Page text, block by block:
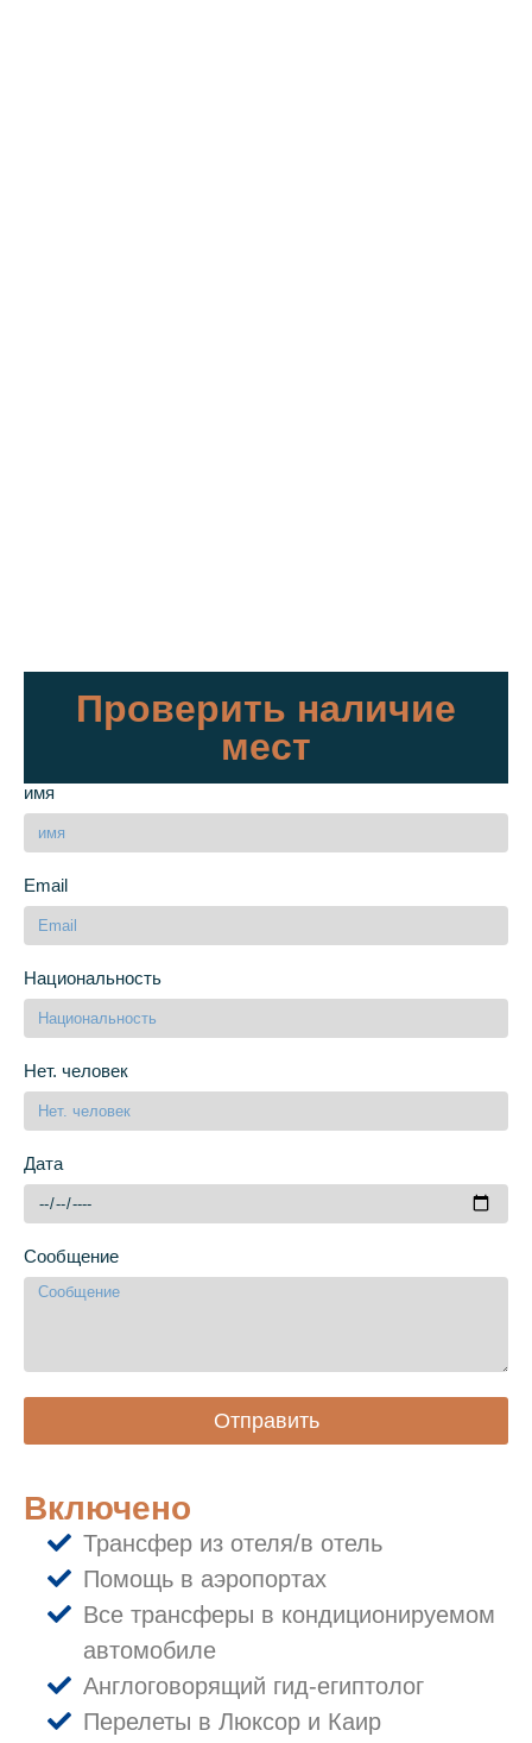
Проверить наличие
мест
имя
Email
Национальность
Нет. человек
Дата
Сообщение
Отправить
Включено
Трансфер из отеля/в отель
Помощь в аэропортах
Все трансферы в кондиционируемом
автомобиле
Англоговорящий гид-египтолог
Перелеты в Люксор и Каир